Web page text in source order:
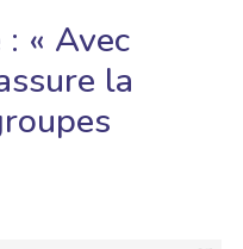
« Avec
la